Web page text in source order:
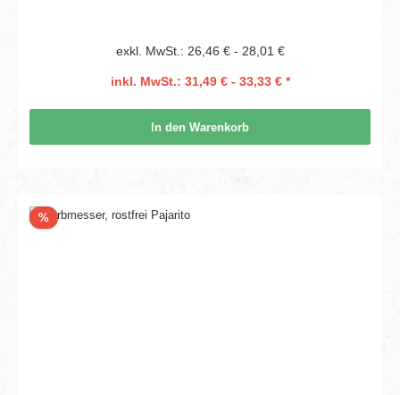
exkl. MwSt.: 26,46 € - 28,01 €
inkl. MwSt.: 31,49 € - 33,33 € *
In den Warenkorb
%Rabatt